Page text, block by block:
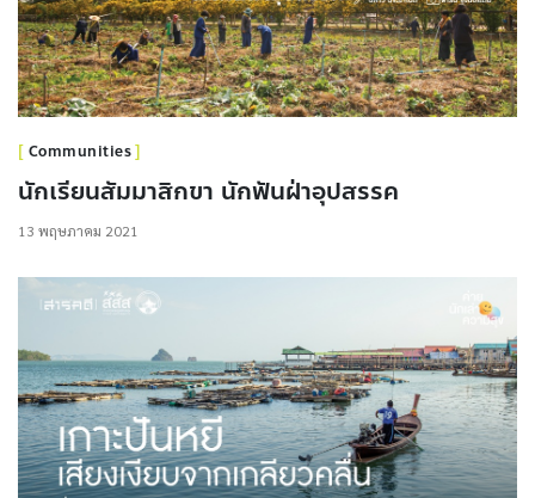
Communities
นักเรียนสัมมาสิกขา นักฟันฝ่าอุปสรรค
13 พฤษภาคม 2021